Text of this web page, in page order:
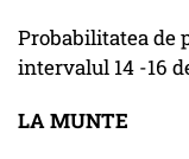
Probabilitatea de
intervalul 14 -16
LA MUNTE